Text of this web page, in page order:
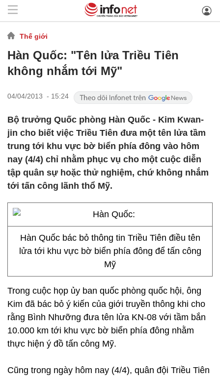
Thế giới
Hàn Quốc: "Tên lửa Triều Tiên
không nhắm tới Mỹ"
04/04/2013 - 15:24
Bộ trưởng Quốc phòng Hàn Quốc - Kim Kwan-
jin cho biết việc Triều Tiên đưa một tên lửa tầm
trung tới khu vực bờ biển phía đông vào hôm
nay (4/4) chỉ nhằm phục vụ cho một cuộc diễn
tập quân sự hoặc thử nghiệm, chứ không nhắm
tới tấn công lãnh thổ Mỹ.
Hàn Quốc bác bỏ thông tin Triều Tiên điều tên
lửa tới khu vực bờ biển phía đông để tấn công
Mỹ
Trong cuộc họp ủy ban quốc phòng quốc hội, ông
Kim đã bác bỏ ý kiến của giới truyền thông khi cho
rằng Bình Nhưỡng đưa tên lửa KN-08 với tầm bắn
10.000 km tới khu vực bờ biển phía đông nhằm
thực hiện ý đồ tấn công Mỹ.
Cũng trong ngày hôm nay (4/4), quân đội Triều Tiên